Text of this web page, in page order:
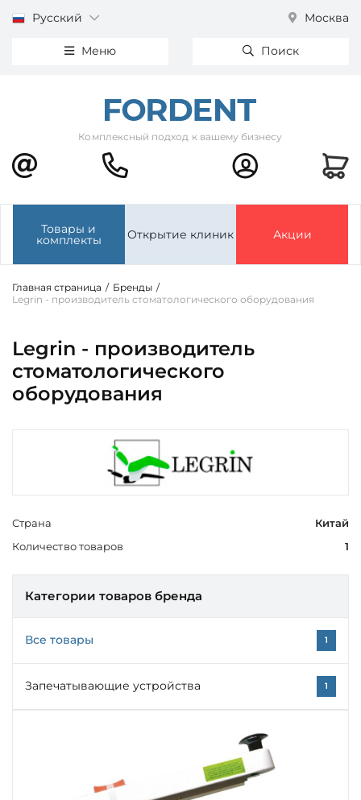
Русский Москва
Меню Поиск
Комплексный подход к вашему бизнесу
Товары и
комплекты Открытие клиник Акции
Главная страница / Бренды /
Legrin - производитель стоматологического оборудования
Legrin - производитель
стоматологического
оборудования
Страна
Китай
Количество товаров
1
Категории товаров бренда
Все товары 1
Запечатывающие устройства 1